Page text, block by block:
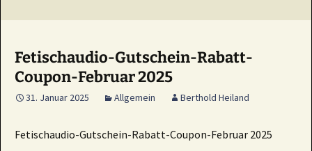
Fetischaudio-Gutschein-Rabatt-
Coupon-Februar 2025
31. Januar 2025 Allgemein Berthold Heiland
Fetischaudio-Gutschein-Rabatt-Coupon-Februar 2025